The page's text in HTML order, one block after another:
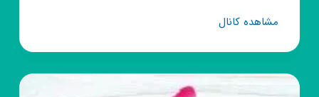
مشاهده کانالکانال
:)
روانشناسی